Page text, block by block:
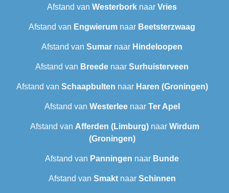
Afstand van Westerbork naar Vries
Afstand van Engwierum naar Beetsterzwaag
Afstand van Sumar naar Hindeloopen
Afstand van Breede naar Surhuisterveen
Afstand van Schaapbulten naar Haren (Groningen)
Afstand van Westerleenaar Ter Apel
Afstand van Afferden (Limburg)naar Wirdum
(Groningen)
Afstand van Panningen naar Bunde
Afstand van Smaktnaar Schinnen